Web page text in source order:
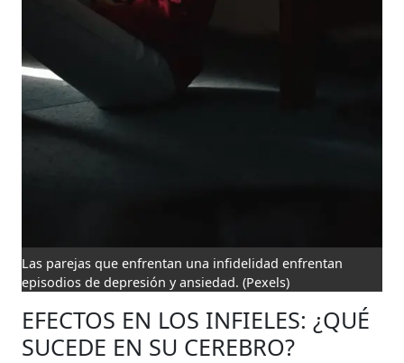
Las parejas que enfrentan una infidelidad enfrentan
episodios de depresión y ansiedad.(Pexels)
EFECTOS EN LOS INFIELES: ¿QUÉ
SUCEDE EN SU CEREBRO?